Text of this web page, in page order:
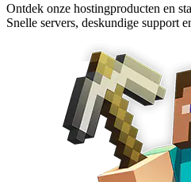
Ontdek onze hostingproducten en
Snelle servers, deskundige support